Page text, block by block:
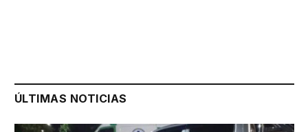
ÚLTIMAS NOTICIAS